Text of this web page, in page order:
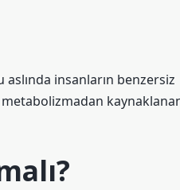
insanların benzersiz